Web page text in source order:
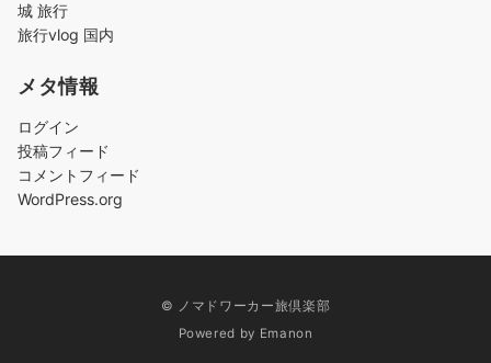
城 旅行
旅行vlog 国内
メタ情報
ログイン
投稿フィード
コメントフィード
WordPress.org
© ノマドワーカー旅倶楽部
Powered by Emanon